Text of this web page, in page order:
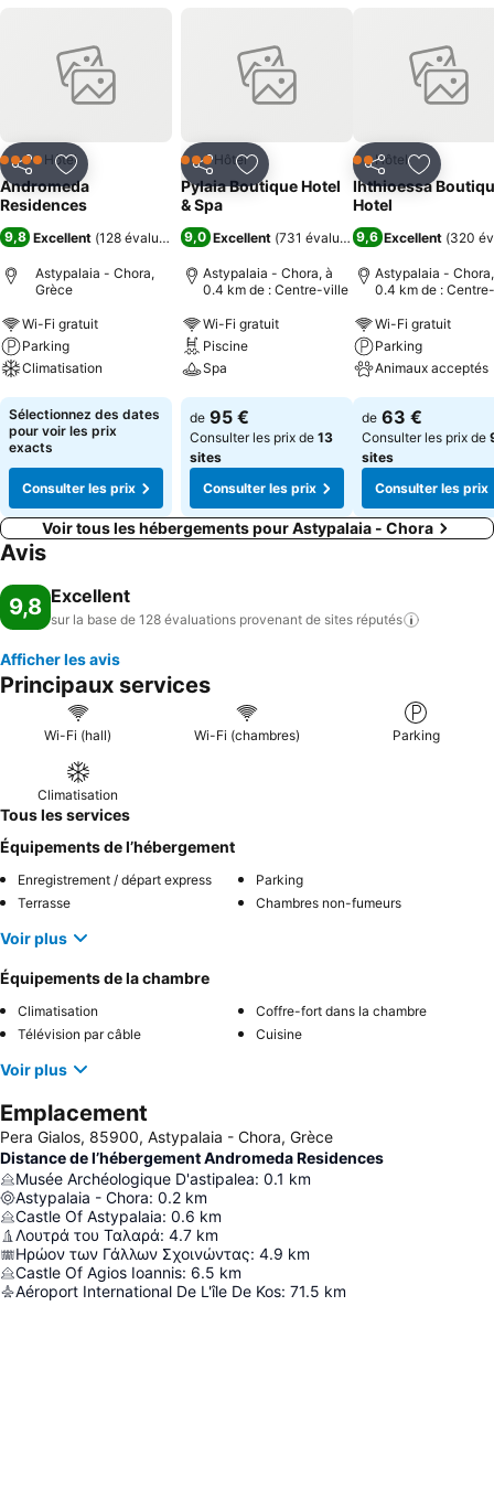
PartagerAjouter à mes favoris
4 ÉtoilesHôtel
Andromeda
Residences
9,8 Excellent (128 évaluations)
Astypalaia - Chora,
Grèce
Wi-Fi gratuit
Parking
Climatisation
Consulter les prix
Sélectionnez des dates
pour voir les prix
exacts
Consulter les prix
PartagerAjouter à mes favoris
3 ÉtoilesHôtel
Pylaia Boutique Hotel
& Spa
9,0 Excellent (731 évaluations)
Astypalaia - Chora, à
0.4 km de : Centre-ville
Wi-Fi gratuit
Piscine
Spa
Consulter les prix
de 95 €
Consulter les prix de 13
sites
Consulter les prix
PartagerAjouter
2 Étoiles
Hôtel
Ihthioessa
Hotel
9,6 Excellent (320
Astypalaia -
0.4 km de :
Wi-Fi gratuit
Parking
Animaux acceptés
Consulter les
de 63 €
Consulter les prix de
sites
Consulter les prix
Voir tous les hébergements pour Astypalaia - Chora
Avis
9,8 Excellent
sur la base de 128 évaluations provenant de sites réputés
Afficher les avis
Principaux services
Wi-Fi (hall) Wi-Fi (chambres) Parking
Climatisation
Tous les services
Équipements de l’hébergement
Enregistrement / départ express
Parking
Terrasse
Chambres non-fumeurs
Voir plus
Équipements de la chambre
Climatisation
Coffre-fort dans la chambre
Télévision par câble
Cuisine
Voir plus
Emplacement
Pera Gialos, 85900, Astypalaia - Chora, Grèce
Distance de l’hébergement Andromeda Residences
Musée Archéologique D'astipalea: 0.1 km
Astypalaia - Chora: 0.2 km
Castle Of Astypalaia: 0.6 km
Λουτρά του Ταλαρά: 4.7 km
Ηρώον των Γάλλων Σχοινώντας: 4.9 km
Castle Of Agios Ioannis: 6.5 km
Aéroport International De L'île De Kos: 71.5 km